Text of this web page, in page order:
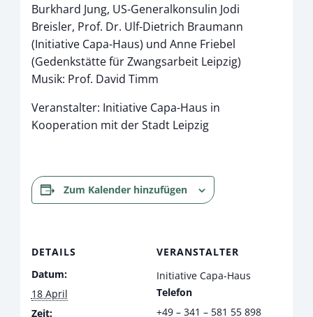
Burkhard Jung, US-Generalkonsulin Jodi
Breisler, Prof. Dr. Ulf-Dietrich Braumann
(Initiative Capa-Haus) und Anne Friebel
(Gedenkstätte für Zwangsarbeit Leipzig)
Musik: Prof. David Timm
Veranstalter: Initiative Capa-Haus in
Kooperation mit der Stadt Leipzig
Zum Kalender hinzufügen
DETAILS
Datum:
18 April
Zeit:
VERANSTALTER
Initiative Capa-Haus
Telefon
+49 – 341 – 581 55 898